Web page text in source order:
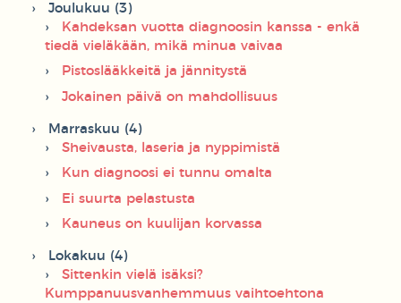
Joulukuu (3)
Kahdeksan vuotta diagnoosin kanssa - enkä
tiedä vieläkään, mikä minua vaivaa
Pistoslääkkeitä ja jännitystä
Jokainen päivä on mahdollisuus
Marraskuu (4)
Sheivausta, laseria ja nyppimistä
Kun diagnoosi ei tunnu omalta
Ei suurta pelastusta
Kauneus on kuulijan korvassa
Lokakuu (4)
Sittenkin vielä isäksi?
Kumppanuusvanhemmuus vaihtoehtona